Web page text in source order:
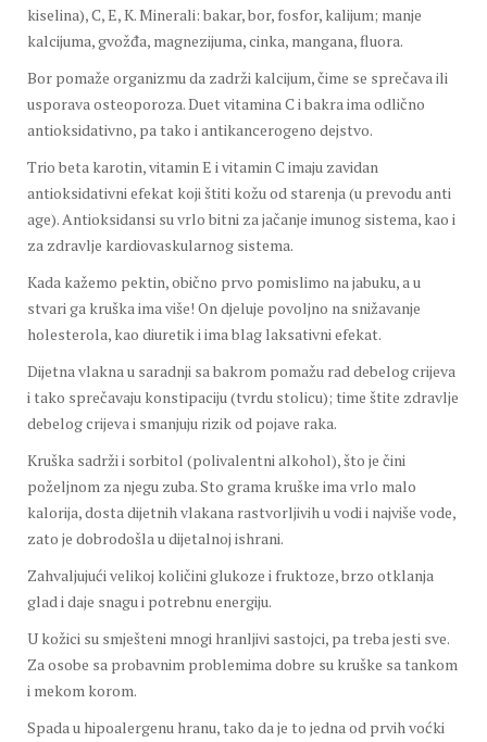
kiselina), C, E, K. Minerali: bakar, bor, fosfor, kalijum; manje
kalcijuma, gvožđa, magnezijuma, cinka, mangana, fluora.
Bor pomaže organizmu da zadrži kalcijum, čime se sprečava ili
usporava osteoporoza. Duet vitamina C i bakra ima odlično
antioksidativno, pa tako i antikancerogeno dejstvo.
Trio beta karotin, vitamin E i vitamin C imaju zavidan
antioksidativni efekat koji štiti kožu od starenja (u prevodu anti
age). Antioksidansi su vrlo bitni za jačanje imunog sistema, kao i
za zdravlje kardiovaskularnog sistema.
Kada kažemo pektin, obično prvo pomislimo na jabuku, a u
stvari ga kruška ima više! On djeluje povoljno na snižavanje
holesterola, kao diuretik i ima blag laksativni efekat.
Dijetna vlakna u saradnji sa bakrom pomažu rad debelog crijeva
i tako sprečavaju konstipaciju (tvrdu stolicu); time štite zdravlje
debelog crijeva i smanjuju rizik od pojave raka.
Kruška sadrži i sorbitol (polivalentni alkohol), što je čini
poželjnom za njegu zuba. Sto grama kruške ima vrlo malo
kalorija, dosta dijetnih vlakana rastvorljivih u vodi i najviše vode,
zato je dobrodošla u dijetalnoj ishrani.
Zahvaljujući velikoj količini glukoze i fruktoze, brzo otklanja
glad i daje snagu i potrebnu energiju.
U kožici su smješteni mnogi hranljivi sastojci, pa treba jesti sve.
Za osobe sa probavnim problemima dobre su kruške sa tankom
i mekom korom.
Spada u hipoalergenu hranu, tako da je to jedna od prvih voćki